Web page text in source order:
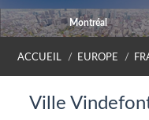
Montréal
ACCUEIL EUROPE
Ville